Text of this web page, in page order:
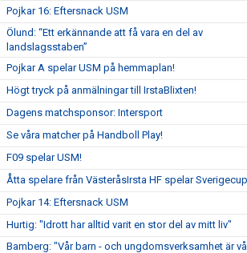
Pojkar 16: Eftersnack USM
Ölund: “Ett erkännande att få vara en del av
landslagsstaben”
Pojkar A spelar USM på hemmaplan!
Högt tryck på anmälningar till IrstaBlixten!
Dagens matchsponsor: Intersport
Se våra matcher på Handboll Play!
F09 spelar USM!
Åtta spelare från VästeråsIrsta HF spelar
Pojkar 14: Eftersnack USM
Hurtig: "Idrott har alltid varit en stor del av mitt liv"
Bamberg: "Vår barn - och ungdomsverksamhet är